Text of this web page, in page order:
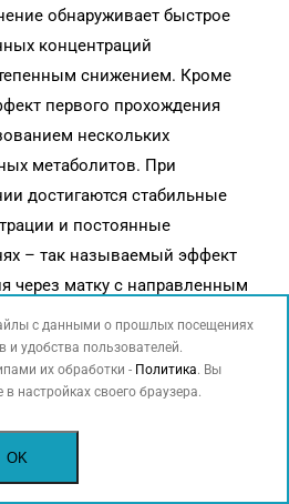
обнаруживает быстрое
концентраций
снижением. Кроме
первого прохождения
нескольких
метаболитов. При
достигаются стабильные
и постоянные
– так называемый эффект
через матку с направленным
кроме того,
системных
данные
прогестерона
прогестерон
окситоцином сокращения
с данными о прошлых посещениях
и удобства пользователей.
их обработки - Политика. Вы
настройках своего браузера.
OK